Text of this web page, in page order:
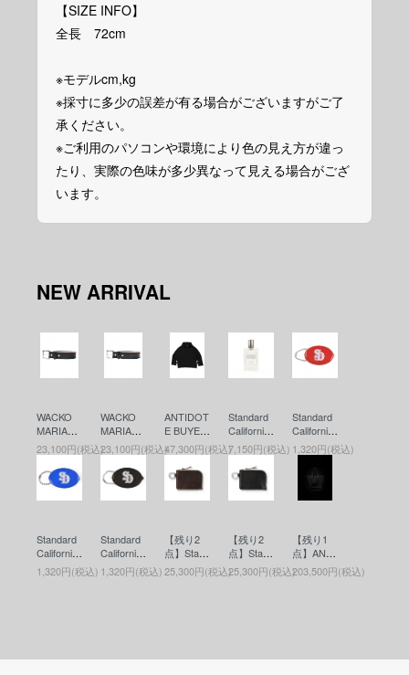
【SIZE INFO】
全長 72cm
※モデルcm,kg
※採寸に多少の誤差が有る場合がございますがご了
承ください。
※ご利用のパソコンや環境により色の見え方が違っ
たり、実際の色味が多少異なって見える場合がござ
います。
NEW ARRIVAL
WACKO
MARIA
(ワコマリ
ア) LEAT
HER BEL
T ( TYPE-
2 ) (レザ
23,100円(税込)
WACKO
MARIA
(ワコマリ
ア) LEAT
HER BEL
T ( TYPE-
1 ) (レザ
23,100円(税込)
ANTIDOT
E BUYER
S CLUB
(アンチド
ートバイ
ヤーズク
ラブ) ASI
versized
Cutoff Par
ka(カット
オフパー
47,300円(税込)
Standard
California
(スタンダ
ードカリ
フォルニ
ア) SD Fr
agrance
7,150円(税込)
Standard
California
(スタンダ
ードカリ
フォルニ
ア) SD Co
in Case
1,320円(税込)
Standard
California
(スタンダ
ードカリ
E
1,320円(税込)
Standard
California
(スタンダ
ードカリ
CK
1,320円(税込)
【残り2
点】Stand
ard Califor
nia(スタ
eather Wa
25,300円(税込)
【残り2
点】Stand
ard Califor
nia(スタ
eather Wa
25,300円(税込)
【残り1
点】ANTI
DOTE BU
YERS CL
ool Bag(M
203,500円(税込)